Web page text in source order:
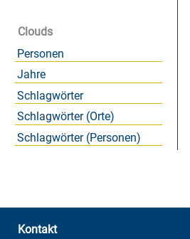
Clouds
Personen
Jahre
Schlagwörter
Schlagwörter (Orte)
Schlagwörter (Personen)
Kontakt